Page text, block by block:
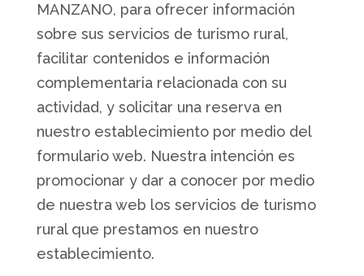
MANZANO, para ofrecer información
sobre sus servicios de turismo rural,
facilitar contenidos e información
complementaria relacionada con su
actividad, y solicitar una reserva en
nuestro establecimiento por medio del
formulario web. Nuestra intención es
promocionar y dar a conocer por medio
de nuestra web los servicios de turismo
rural que prestamos en nuestro
establecimiento.